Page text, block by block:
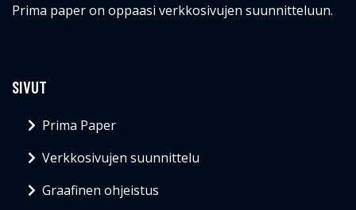
Prima paper on oppaasi verkkosivujen suunnitteluun.
SIVUT
Prima Paper
Verkkosivujen suunnittelu
Graafinen ohjeistus